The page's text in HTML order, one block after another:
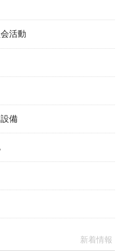
活動
備
新着情報